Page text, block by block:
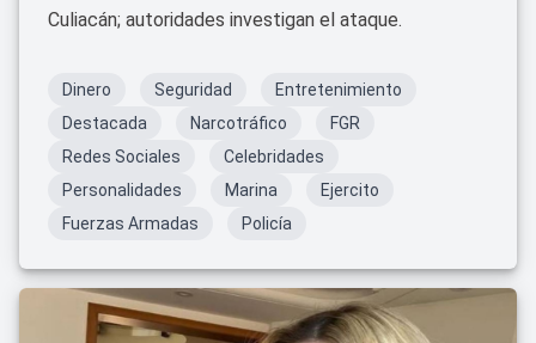
Culiacán; autoridades investigan el ataque.
Dinero Seguridad
Entretenimiento
Destacada
Narcotráfico
FGR
Redes Sociales
Celebridades
Personalidades
Marina
Ejercito
Fuerzas Armadas
Policía